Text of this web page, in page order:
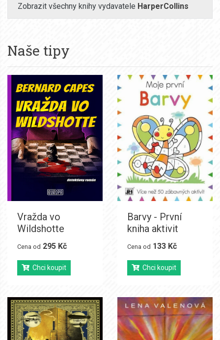
Zobrazit všechny knihy vydavatele HarperCollins
Naše tipy
Vražda vo
Wildshotte
Cena od 295 Kč
Chci koupit
Barvy - První
kniha aktivit
Cena od 133 Kč
Chci koupit